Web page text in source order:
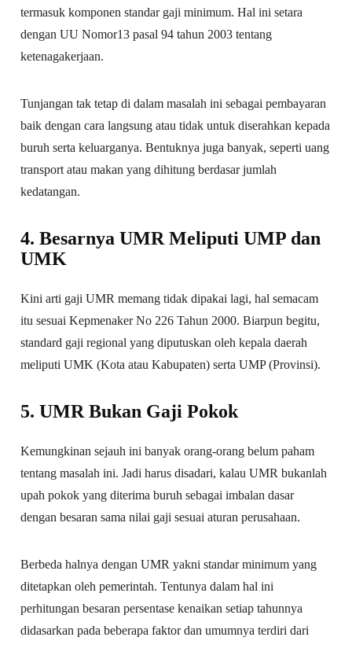
termasuk komponen standar gaji minimum. Hal ini setara
dengan UU Nomor13 pasal 94 tahun 2003 tentang
ketenagakerjaan.
Tunjangan tak tetap di dalam masalah ini sebagai pembayaran
baik dengan cara langsung atau tidak untuk diserahkan kepada
buruh serta keluarganya. Bentuknya juga banyak, seperti uang
transport atau makan yang dihitung berdasar jumlah
kedatangan.
4. Besarnya UMR Meliputi UMP dan
UMK
Kini arti gaji UMR memang tidak dipakai lagi, hal semacam
itu sesuai Kepmenaker No 226 Tahun 2000. Biarpun begitu,
standard gaji regional yang diputuskan oleh kepala daerah
meliputi UMK (Kota atau Kabupaten) serta UMP (Provinsi).
5. UMR Bukan Gaji Pokok
Kemungkinan sejauh ini banyak orang-orang belum paham
tentang masalah ini. Jadi harus disadari, kalau UMR bukanlah
upah pokok yang diterima buruh sebagai imbalan dasar
dengan besaran sama nilai gaji sesuai aturan perusahaan.
Berbeda halnya dengan UMR yakni standar minimum yang
ditetapkan oleh pemerintah. Tentunya dalam hal ini
perhitungan besaran persentase kenaikan setiap tahunnya
didasarkan pada beberapa faktor dan umumnya terdiri dari